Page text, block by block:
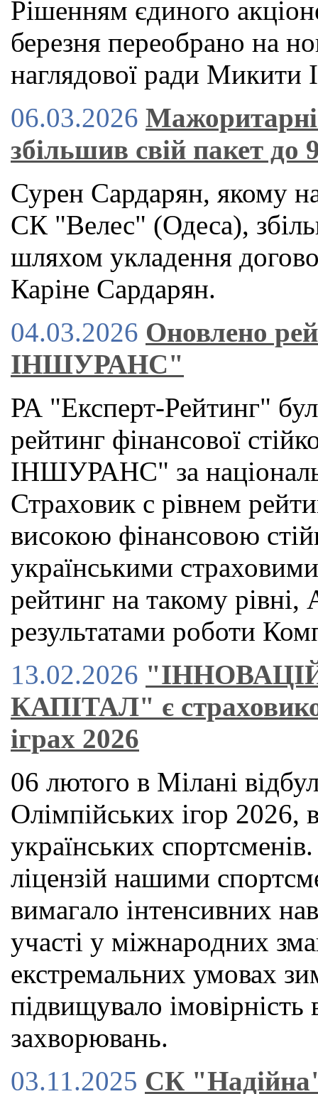
Рішенням єдиного
березня переобрано на
наглядової ради Микити
06.03.2026
збільшив свій пакет до
Сурен Сардарян, якому
СК "Велес" (Одеса),
шляхом укладення
Каріне Сардарян.
04.03.2026 Оновлено
ІНШУРАНС"
РА "Експерт-Рейтинг"
рейтинг фінансової
ІНШУРАНС" за
Страховик с рівнем
високою фінансовою
українськими
рейтинг на такому рівні,
результатами роботи
13.02.2026
КАПІТАЛ" є
іграх 2026
06 лютого в Мілані
Олімпійських ігор 2026,
українських
ліцензій нашими
вимагало інтенсивних
участі у міжнародних
екстремальних умовах
підвищувало
захворювань.
03.11.2025 СК